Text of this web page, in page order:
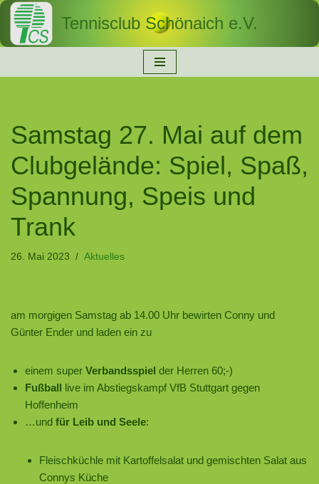
Zum
Tennisclub Schönaich e.V.
Samstag 27. Mai auf dem
Clubgelände: Spiel, Spaß,
Spannung, Speis und
Trank
26. Mai 2023 Aktuelles
am morgigen Samstag ab 14.00 Uhr bewirten Conny und
Günter Ender und laden ein zu
einem super Verbandsspiel der Herren 60;-)
Fußball live im Abstiegskampf VfB Stuttgart gegen
Hoffenheim
…und für Leib und Seele:
Fleischküchle mit Kartoffelsalat und gemischten Salat aus
Connys Küche